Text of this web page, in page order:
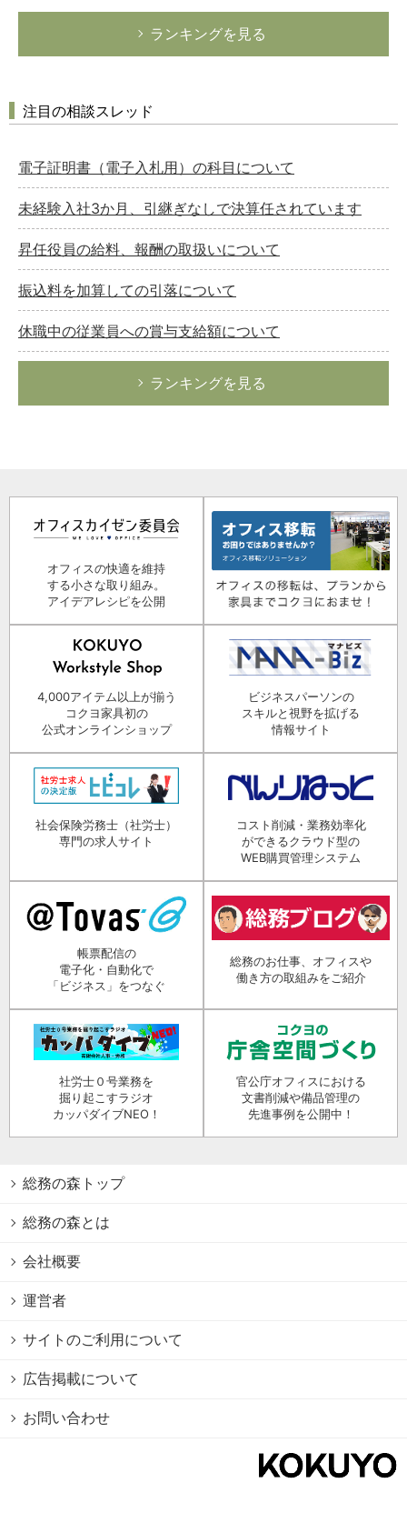
ランキングを見る
注目の相談スレッド
電子証明書（電子入札用）の科目について
未経験入社3か月、引継ぎなしで決算任されています
昇任役員の給料、報酬の取扱いについて
振込料を加算しての引落について
休職中の従業員への賞与支給額について
ランキングを見る
オフィスの快適を維持
する小さな取り組み。
アイデアレシピを公開
4,000アイテム以上が揃う
コクヨ家具初の
公式オンラインショップ
ビジネスパーソンの
スキルと視野を拡げる
情報サイト
社会保険労務士（社労士）
専門の求人サイト
コスト削減・業務効率化
ができるクラウド型の
WEB購買管理システム
帳票配信の
電子化・自動化で
「ビジネス」をつなぐ
総務のお仕事、オフィスや
働き方の取組みをご紹介
社労士０号業務を
掘り起こすラジオ
カッパダイブNEO！
官公庁オフィスにおける
文書削減や備品管理の
先進事例を公開中！
総務の森トップ
総務の森とは
会社概要
運営者
サイトのご利用について
広告掲載について
お問い合わせ